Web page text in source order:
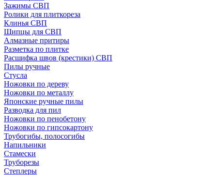
Зажимы СВП
Ролики для плиткореза
Клинья СВП
Щипцы для СВП
Алмазные притиры
Разметка по плитке
Расшифка швов (крестики) СВП
Пилы ручные
Стусла
Ножовки по дереву
Ножовки по металлу
Японские ручные пилы
Разводка для пил
Ножовки по пенобетону
Ножовки по гипсокартону
Трубогибы, полосогибы
Напильники
Стамески
Труборезы
Степлеры